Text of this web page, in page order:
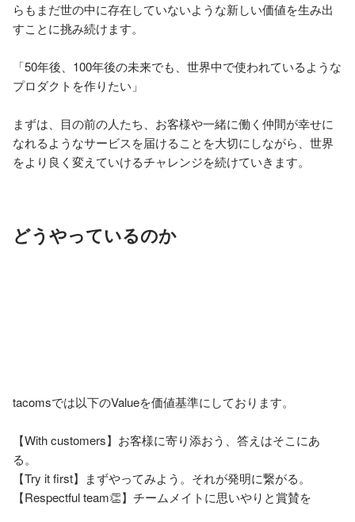
らもまだ世の中に存在していないような新しい価値を生み出
すことに挑み続けます。
「50年後、100年後の未来でも、世界中で使われているような
プロダクトを作りたい」
まずは、目の前の人たち、お客様や一緒に働く仲間が幸せに
なれるようなサービスを届けることを大切にしながら、世界
をより良く変えていけるチャレンジを続けていきます。
どうやっているのか
tacomsでは以下のValueを価値基準にしております。
【With customers】お客様に寄り添おう、答えはそこにあ
る。
【Try it first】まずやってみよう。それが発明に繋がる。
【Respectful team👏】チームメイトに思いやりと賞賛を